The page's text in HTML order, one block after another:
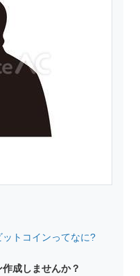
ットコインってなに?
成しませんか？